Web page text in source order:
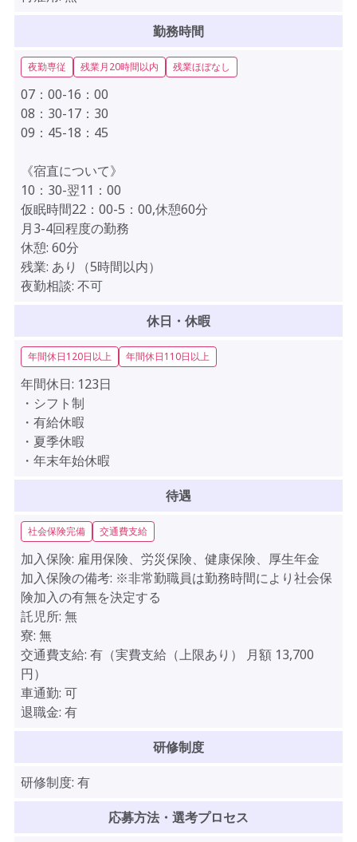
勤務時間
夜勤専従 残業月20時間以内 残業ほぼなし
07：00-16：00
08：30-17：30
09：45-18：45
《宿直について》
10：30-翌11：00
仮眠時間22：00-5：00,休憩60分
月3-4回程度の勤務
休憩: 60分
残業: あり（5時間以内）
夜勤相談: 不可
休日・休暇
年間休日120日以上 年間休日110日以上
年間休日: 123日
・シフト制
・有給休暇
・夏季休暇
・年末年始休暇
待遇
社会保険完備 交通費支給
加入保険: 雇用保険、労災保険、健康保険、厚生年金
加入保険の備考: ※非常勤職員は勤務時間により社会保
険加入の有無を決定する
託児所: 無
寮: 無
交通費支給: 有（実費支給（上限あり） 月額 13,700
円）
車通勤: 可
退職金: 有
研修制度
研修制度: 有
応募方法・選考プロセス